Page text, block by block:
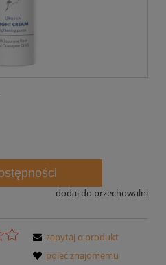
dodaj do przechowalni
zapytaj o produkt
poleć znajomemu